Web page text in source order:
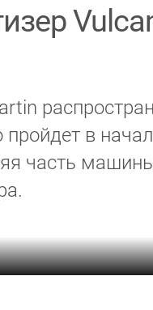
пройдет в
часть